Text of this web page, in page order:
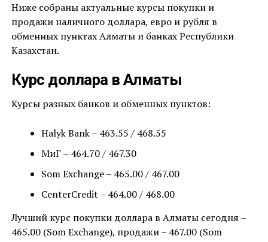
Ниже собраны актуальные курсы покупки и
продажи наличного доллара, евро и рубля в
обменных пунктах Алматы и банках Республики
Казахстан.
Курс доллара в Алматы
Курсы разных банков и обменных пунктов:
Halyk Bank – 463.55 / 468.55
МиГ – 464.70 / 467.30
Som Exchange – 465.00 / 467.00
CenterCredit – 464.00 / 468.00
Лучший курс покупки доллара в Алматы сегодня –
465.00 (Som Exchange), продажи – 467.00 (Som